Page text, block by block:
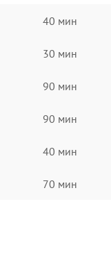
40 мин
30 мин
90 мин
90 мин
40 мин
70 мин